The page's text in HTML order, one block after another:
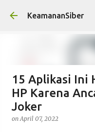
Skip
KeamananSiber
15 Aplikasi Ini
HP Karena
Joker
onApril 07, 2022